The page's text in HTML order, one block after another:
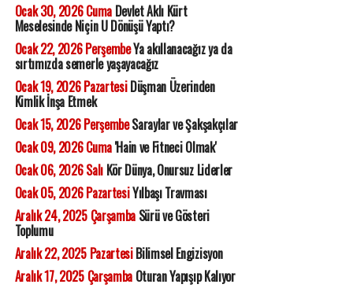
Ocak 30, 2026 CumaDevlet Aklı Kürt
Meselesinde Niçin U Dönüşü Yaptı?
Ocak 22, 2026 PerşembeYa akıllanacağız ya da
sırtımızda semerle yaşayacağız
Ocak 19, 2026 PazartesiDüşman Üzerinden
Kimlik İnşa Etmek
Ocak 15, 2026 PerşembeSaraylar ve Şakşakçılar
Ocak 09, 2026 Cuma'Hain ve Fitneci Olmak'
Ocak 06, 2026 SalıKör Dünya, Onursuz Liderler
Ocak 05, 2026 PazartesiYılbaşı Travması
Aralık 24, 2025 ÇarşambaSürü ve Gösteri
Toplumu
Aralık 22, 2025 PazartesiBilimsel Engizisyon
Aralık 17, 2025 ÇarşambaOturan Yapışıp Kalıyor